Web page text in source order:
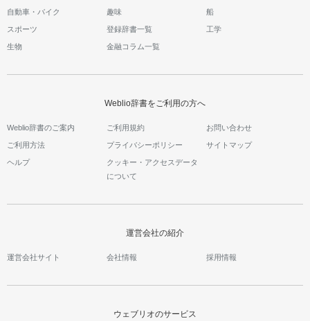
自動車・バイク 趣味 船
スポーツ 登録辞書一覧 工学
生物 金融コラム一覧
Weblio辞書をご利用の方へ
Weblio辞書のご案内 ご利用規約 お問い合わせ
ご利用方法 プライバシーポリシー サイトマップ
ヘルプ
クッキー・アクセスデータ
について
運営会社の紹介
運営会社サイト 会社情報 採用情報
ウェブリオのサービス